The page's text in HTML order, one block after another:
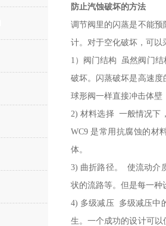
防止汽蚀破坏的方法
调节阀里的闪蒸是不能
计。对于空化破坏，可
1）阀门结构 虽然阀门结
破坏。闪蒸破坏是高速
球形阀一样直接冲击体
2) 材料选择 一般情况下
WC9 是常用抗腐蚀的材
体。
3) 曲折路径。 使流动介
状的流路等。但是每一
4) 多级减压 多级减压中
生。一个成功的设计可